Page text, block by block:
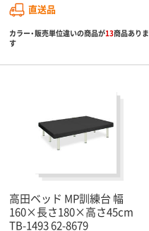
直送品
カラー・販売単位違いの商品が13商品ありま
す
高田ベッド MP訓練台 幅
160×長さ180×高さ45cm
TB-1493 62-8679